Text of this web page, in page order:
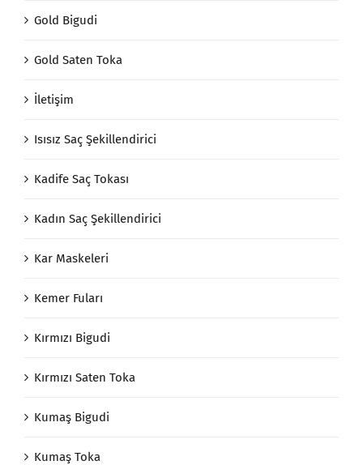
Gold Bigudi
Gold Saten Toka
İletişim
Isısız Saç Şekillendirici
Kadife Saç Tokası
Kadın Saç Şekillendirici
Kar Maskeleri
Kemer Fuları
Kırmızı Bigudi
Kırmızı Saten Toka
Kumaş Bigudi
Kumaş Toka